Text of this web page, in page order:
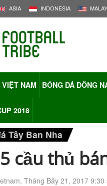
ASIA INDONESIA
NAM BÓNG ĐÁ ĐÔNG
2018
Tây Ban Nha
cầu thủ
, Tháng Bảy 21, 2017 9:30